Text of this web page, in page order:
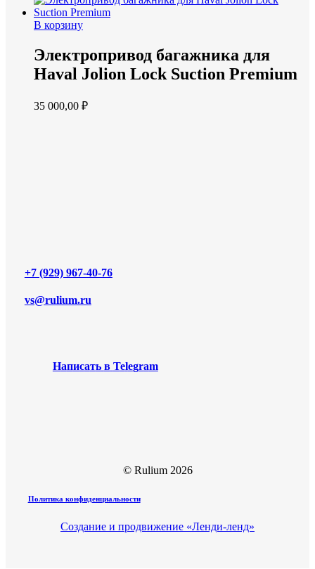
В корзину
Электропривод багажника для
Haval Jolion Lock Suction Premium
35 000,00 ₽
+7 (929) 967-40-76
vs@rulium.ru
Написать в Telegram
© Rulium 2026
Политика конфиденциальности
Создание и продвижение «Ленди-ленд»